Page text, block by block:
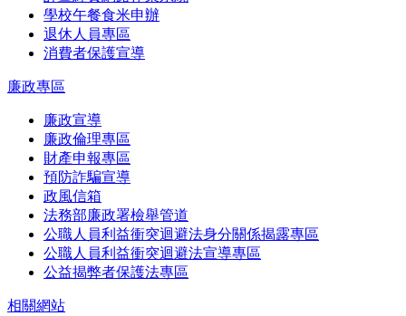
學校午餐食米申辦
退休人員專區
消費者保護宣導
廉政專區
廉政宣導
廉政倫理專區
財產申報專區
預防詐騙宣導
政風信箱
法務部廉政署檢舉管道
公職人員利益衝突迴避法身分關係揭露專區
公職人員利益衝突迴避法宣導專區
公益揭弊者保護法專區
相關網站